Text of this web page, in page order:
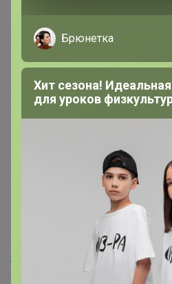
В наличии
Подарочные сертификаты
Реклама на сайте
Поставщикам
Написать в поддержку
Защита покупателя
О нас
Брюнетка
Хит сезона!
для уроков